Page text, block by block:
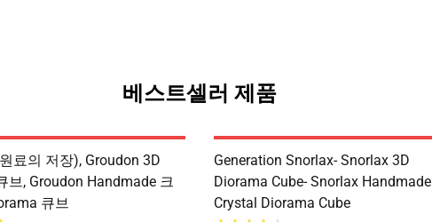
베스트셀러 제품
료의 저장), Groudon 3D
브, Groudon Handmade 크
큐브
Generation Snorlax- Snorlax 3D
Diorama Cube- Snorlax Handmade
Crystal Diorama Cube